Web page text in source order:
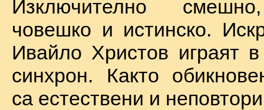
Изключително
човешко и истинско.
Ивайло Христов играят
синхрон. Както
са естествени и